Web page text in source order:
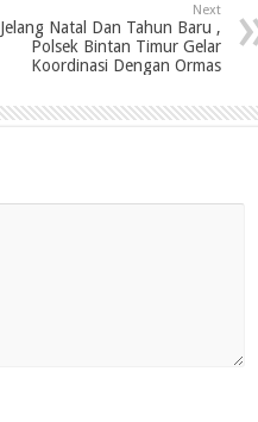
Next
Jelang Natal Dan Tahun Baru ,
Polsek Bintan Timur Gelar
Koordinasi Dengan Ormas